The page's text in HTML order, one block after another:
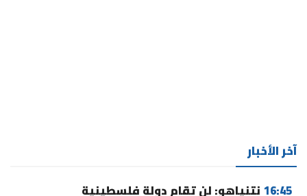
آخر الأخبار
16:45 نتنياهو: لن تقام دولة فلسطينية